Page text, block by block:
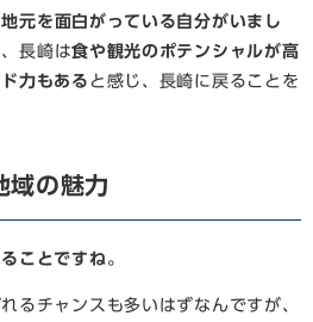
元を面白がっている自分がいまし
長崎は食や観光のポテンシャルが高
力もある と感じ、長崎に戻ることを
域の魅力
ことですね。
るチャンスも多いはずなんですが、